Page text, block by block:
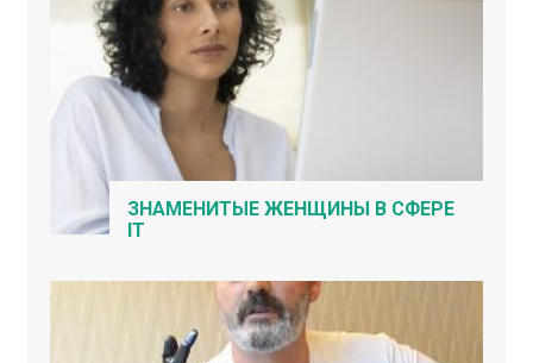
ЗНАМЕНИТЫЕ ЖЕНЩИНЫ В СФЕРЕ
IT